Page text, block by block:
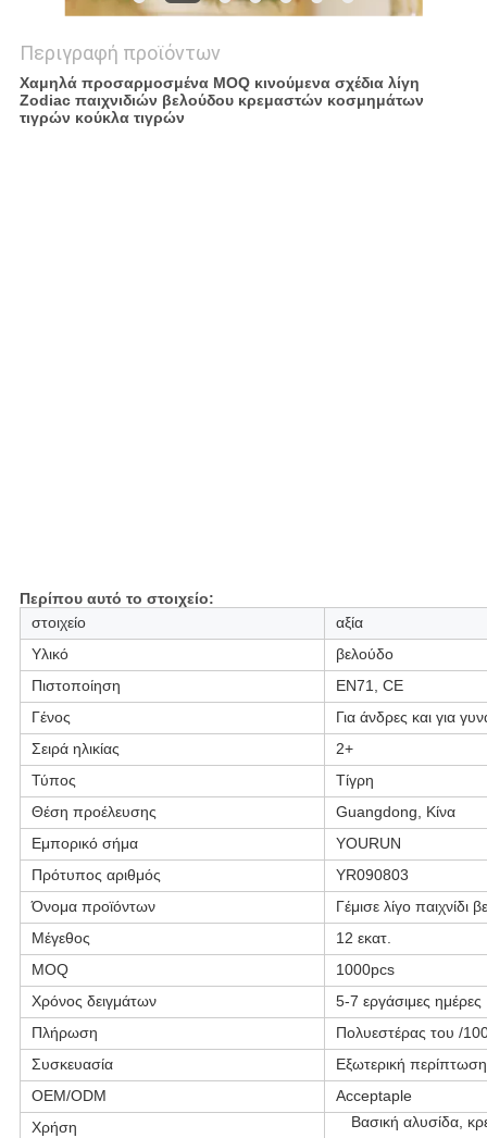
Περιγραφή προϊόντων
Χαμηλά προσαρμοσμένα MOQ κινούμενα σχέδια λίγη
Zodiac παιχνιδιών βελούδου κρεμαστών κοσμημάτων
τιγρών κούκλα τιγρών
Περίπου αυτό το στοιχείο:
στοιχείο
αξία
Υλικό
βελούδο
Πιστοποίηση
EN71, CE
Γένος
Για άνδρες και για
Σειρά ηλικίας
2+
Τύπος
Τίγρη
Θέση προέλευσης
Guangdong, Κίνα
Εμπορικό σήμα
YOURUN
Πρότυπος αριθμός
YR090803
Όνομα προϊόντων
Γέμισε λίγο
Μέγεθος
12 εκατ.
MOQ
1000pcs
Χρόνος δειγμάτων
5-7 εργάσιμες ημέρες
Πλήρωση
Πολυεστέρας του /
Συσκευασία
Εξωτερική
OEM/ODM
Acceptaple
Χρήση
Βασική αλυσίδα,